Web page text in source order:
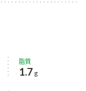
脂質
1.7 g